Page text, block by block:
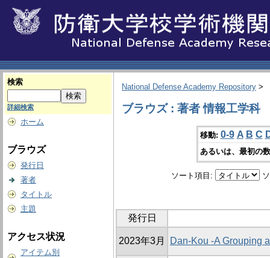
検索
詳細検索
ホーム
ブラウズ
発行日
著者
タイトル
主題
アクセス状況
アイテム別
National Defense Academy Repository >
ブラウズ : 著者 情報工学科
移動: 0-9 A B C
あるいは、最初の
ソート項目:
発行日
2023年3月 Dan-Kou -A Grouping